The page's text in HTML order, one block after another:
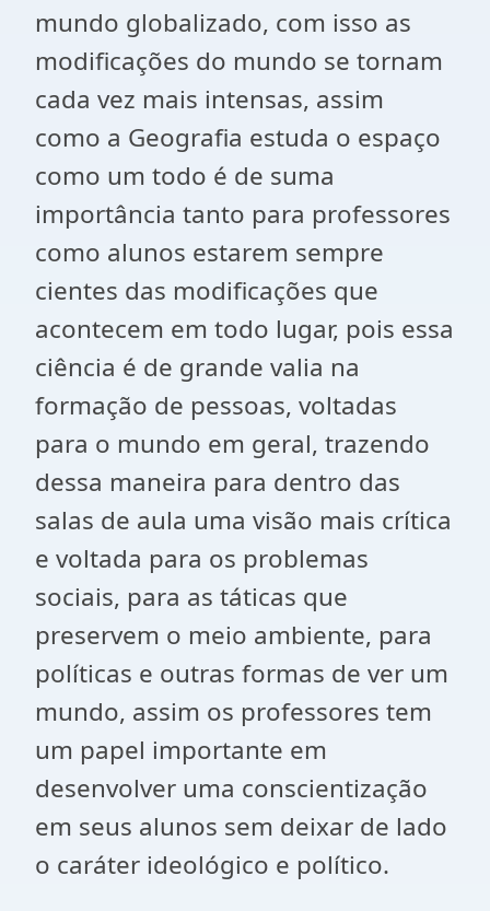
mundo globalizado, com isso as
modificações do mundo se tornam
cada vez mais intensas, assim
como a Geografia estuda o espaço
como um todo é de suma
importância tanto para professores
como alunos estarem sempre
cientes das modificações que
acontecem em todo lugar, pois essa
ciência é de grande valia na
formação de pessoas, voltadas
para o mundo em geral, trazendo
dessa maneira para dentro das
salas de aula uma visão mais crítica
e voltada para os problemas
sociais, para as táticas que
preservem o meio ambiente, para
políticas e outras formas de ver um
mundo, assim os professores tem
um papel importante em
desenvolver uma conscientização
em seus alunos sem deixar de lado
o caráter ideológico e político.